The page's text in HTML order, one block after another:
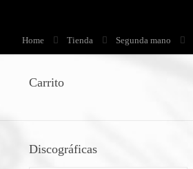
Home Tienda Segunda mano
Carrito
Discográficas